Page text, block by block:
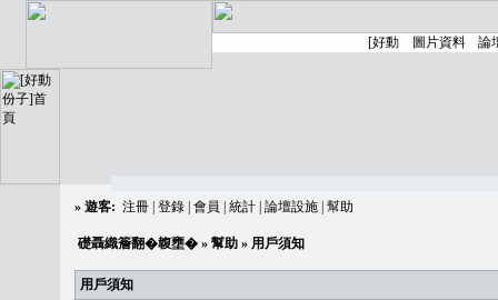
» 遊客: 注冊 登錄 會員 統計 論壇設施 幫助
礎聶織簷翻�䪖壅� » 幫助 » 用戶須知
用戶須知